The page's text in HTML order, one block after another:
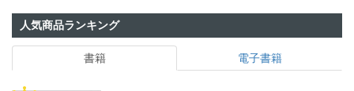
人気商品ランキング
書籍 電子書籍